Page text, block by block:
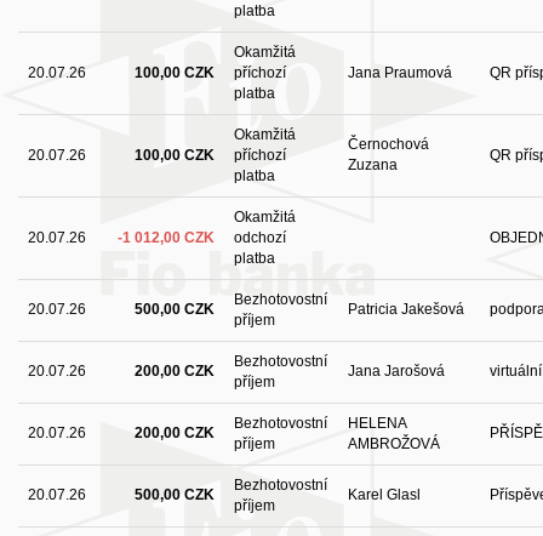
platba
20.07.26 100,00 CZK
Okamžitá
příchozí
platba
Jana Praumová QR
20.07.26 100,00 CZK
Okamžitá
příchozí
platba
Černochová
Zuzana
QR
20.07.26 -1 012,00 CZK
Okamžitá
odchozí
platba
20.07.26 500,00 CZK
Bezhotovostní
příjem
Patricia Jakešová
20.07.26 200,00 CZK
Bezhotovostní
příjem
Jana Jarošová
20.07.26 200,00 CZK
Bezhotovostní
příjem
HELENA
AMBROŽOVÁ
20.07.26 500,00 CZK
Bezhotovostní
příjem
Karel Glasl